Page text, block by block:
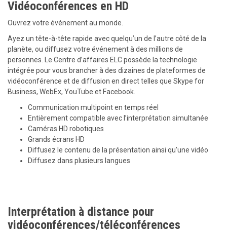
Vidéoconférences en HD
Ouvrez votre événement au monde.
Ayez un tête-à-tête rapide avec quelqu’un de l’autre côté de la
planète, ou diffusez votre événement à des millions de
personnes. Le Centre d’affaires ELC possède la technologie
intégrée pour vous brancher à des dizaines de plateformes de
vidéoconférence et de diffusion en direct telles que Skype for
Business, WebEx, YouTube et Facebook.
Communication multipoint en temps réel
Entièrement compatible avec l’interprétation simultanée
Caméras HD robotiques
Grands écrans HD
Diffusez le contenu de la présentation ainsi qu’une vidéo
Diffusez dans plusieurs langues
Interprétation à distance pour
vidéoconférences/téléconférences